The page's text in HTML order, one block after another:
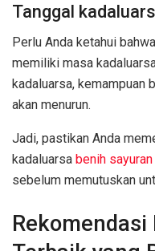
Tanggal
Perlu Anda ketahui
memiliki masa
kadaluarsa, kemampuan
akan menurun.
Jadi, pastikan Anda
kadaluarsa benih sayuran
sebelum memutuskan